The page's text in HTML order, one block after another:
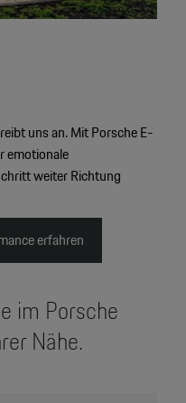
uns an. Mit Porsche E-
emotionale
weiter Richtung
erfahren
im Porsche
Nähe.